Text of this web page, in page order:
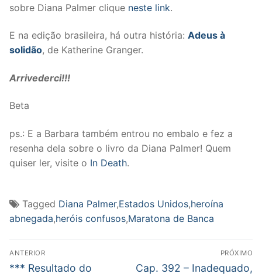
sobre Diana Palmer clique neste link.
E na edição brasileira, há outra história: Adeus à
solidão, de Katherine Granger.
Arrivederci!!!
Beta
ps.: E a Barbara também entrou no embalo e fez a
resenha dela sobre o livro da Diana Palmer! Quem
quiser ler, visite o In Death.
Tagged Diana Palmer,Estados Unidos,heroína
abnegada,heróis confusos,Maratona de Banca
Navegação
de
ANTERIOR
Post
*** Resultado do
PRÓXIMO
Próximo
Cap. 392 – Inadequado,